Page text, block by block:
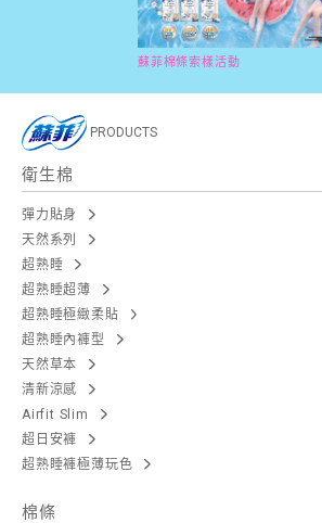
蘇菲棉條索樣活動
PRODUCTS
衛生棉
彈力貼身
天然系列
超熟睡
超熟睡超薄
超熟睡極緻柔貼
超熟睡內褲型
天然草本
清新涼感
Airfit Slim
超日安褲
超熟睡褲極薄玩色
棉條